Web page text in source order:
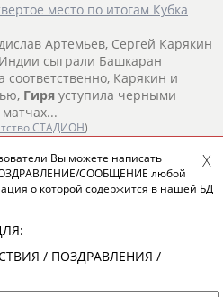
место по итогам Кубка
Артемьев, Сергей Карякин
сыграли Башкаран
Карякин и
Гиря уступила черными
СТАДИОН)
сборную "остального
наций
Артемьев, Сергей Карякин и
- Александр Мотылев. У
Партии Фируджа - Артемьев
вничью. В других матчах
СТАДИОН)
Вы можете написать
СООБЩЕНИЕ любой
о которой содержится в нашей БД
/ ПОЗДРАВЛЕНИЯ /